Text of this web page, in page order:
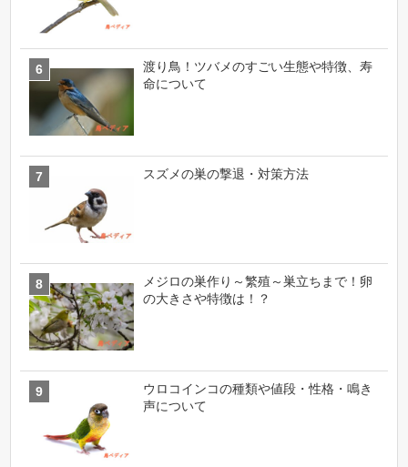
渡り鳥！ツバメのすごい生態や特徴、寿
命について
スズメの巣の撃退・対策方法
メジロの巣作り～繁殖～巣立ちまで！卵
の大きさや特徴は！？
ウロコインコの種類や値段・性格・鳴き
声について